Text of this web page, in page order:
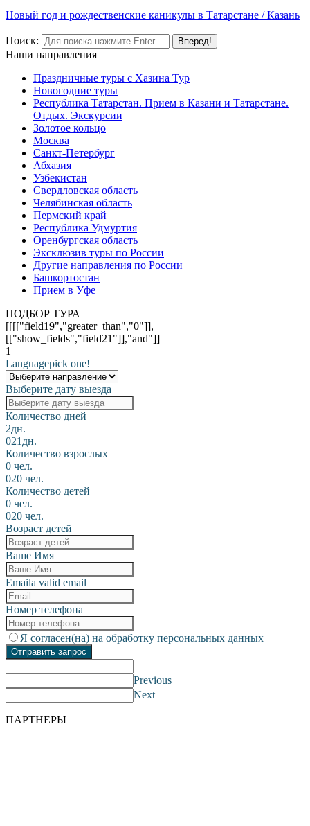
Новый год и рождественские каникулы в Татарстане / Казань
Поиск:
Наши направления
Праздничные туры с Хазина Тур
Новогодние туры
Республика Татарстан. Прием в Казани и Татарстане.
Отдых. Экскурсии
Золотое кольцо
Москва
Санкт-Петербург
Абхазия
Узбекистан
Свердловская область
Челябинская область
Пермский край
Республика Удмуртия
Оренбургская область
Эксклюзив туры по России
Другие направления по России
Башкортостан
Прием в Уфе
ПОДБОР ТУРА
[[[["field19","greater_than","0"]],
[["show_fields","field21"]],"and"]]
1
Languagepick one!
Выберите дату выезда
Количество дней
2дн.
021дн.
Количество взрослых
0 чел.
020 чел.
Количество детей
0 чел.
020 чел.
Возраст детей
Ваше Имя
Emaila valid email
Номер телефона
Я согласен(на) на обработку персональных данных
Отправить запрос
Previous
Next
ПАРТНЕРЫ